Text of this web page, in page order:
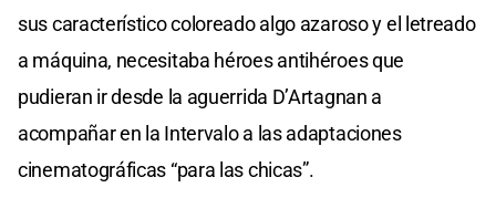
sus característico coloreado algo azaroso y el letreado
a máquina, necesitaba héroes antihéroes que
pudieran ir desde la aguerrida D’Artagnan a
acompañar en la Intervalo a las adaptaciones
cinematográficas “para las chicas”.